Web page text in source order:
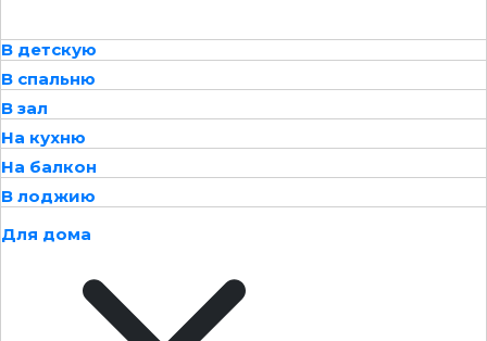
В детскую
В спальню
В зал
На кухню
На балкон
В лоджию
Для дома